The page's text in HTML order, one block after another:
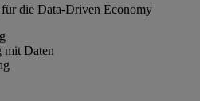
die Data-Driven Economy
mit Daten